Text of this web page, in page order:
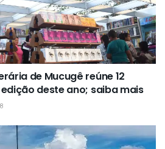
de Mucugê reúne 12
deste ano; saiba mais